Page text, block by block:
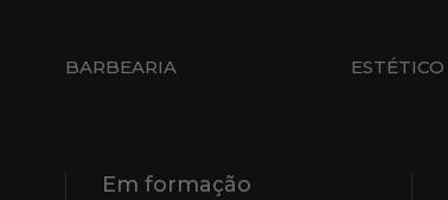
BARBEARIA ESTÉTICO
Em formação